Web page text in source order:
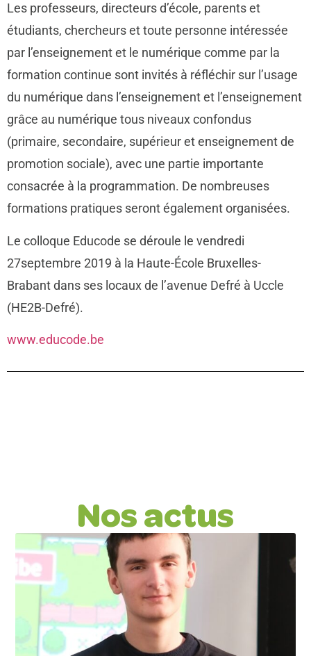
Les professeurs, directeurs d’école, parents et
étudiants, chercheurs et toute personne intéressée
par l’enseignement et le numérique comme par la
formation continue sont invités à réfléchir sur l’usage
du numérique dans l’enseignement et l’enseignement
grâce au numérique tous niveaux confondus
(primaire, secondaire, supérieur et enseignement de
promotion sociale), avec une partie importante
consacrée à la programmation. De nombreuses
formations pratiques seront également organisées.
Le colloque Educode se déroule le vendredi
27septembre 2019 à la Haute-École Bruxelles-
Brabant dans ses locaux de l’avenue Defré à Uccle
(HE2B-Defré).
www.educode.be
Nos actus